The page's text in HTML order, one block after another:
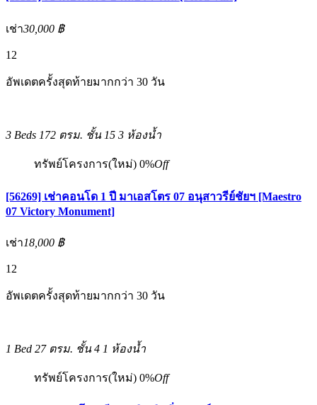
เช่า30,000 ฿
12
อัพเดตครั้งสุดท้ายมากกว่า 30 วัน
3 Beds 172 ตรม. ชั้น 15 3 ห้องน้ำ
ทรัพย์โครงการ(ใหม่) 0%Off
[56269] เช่าคอนโด 1 ปี มาเอสโตร 07 อนุสาวรีย์ชัยฯ [Maestro
07 Victory Monument]
เช่า18,000 ฿
12
อัพเดตครั้งสุดท้ายมากกว่า 30 วัน
1 Bed 27 ตรม. ชั้น 4 1 ห้องน้ำ
ทรัพย์โครงการ(ใหม่) 0%Off